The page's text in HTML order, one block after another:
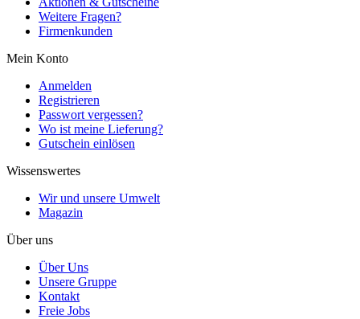
Weitere Fragen?
Firmenkunden
Mein Konto
Anmelden
Registrieren
Passwort vergessen?
Wo ist meine Lieferung?
Gutschein einlösen
Wissenswertes
Wir und unsere Umwelt
Magazin
Über uns
Über Uns
Unsere Gruppe
Kontakt
Freie Jobs